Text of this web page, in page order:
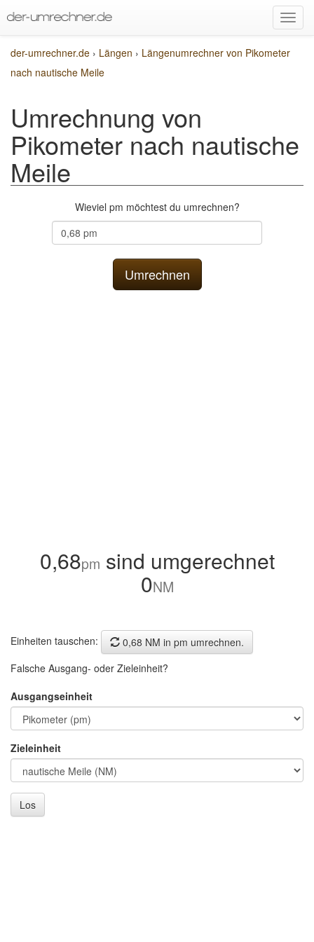
der-umrechner.de › Längen › Längenumrechner von Pikometer
nach nautische Meile
Umrechnung von
Pikometer nach nautische
Meile
Wieviel pm möchtest du umrechnen?
0,68pm sind umgerechnet
0NM
Einheiten tauschen:
0,68 NM in pm umrechnen.
Falsche Ausgang- oder Zieleinheit?
Ausgangseinheit
Zieleinheit
Los